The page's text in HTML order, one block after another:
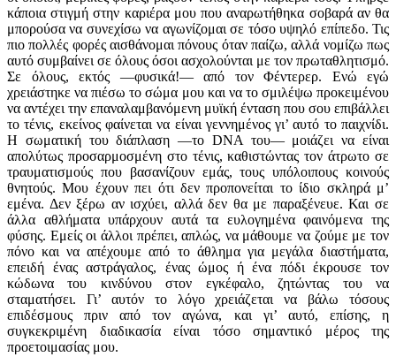
κάποια στιγμή στην καριέρα μου που αναρωτήθηκα σοβαρά αν θα
μπορούσα να συνεχίσω να αγωνίζομαι σε τόσο υψηλό επίπεδο. Τις
πιο πολλές φορές αισθάνομαι πόνους όταν παίζω, αλλά νομίζω πως
αυτό συμβαίνει σε όλους όσοι ασχολούνται με τον πρωταθλητισμό.
Σε όλους, εκτός —φυσικά!— από τον Φέντερερ. Ενώ εγώ
χρειάστηκε να πιέσω το σώμα μου και να το σμιλέψω προκειμένου
να αντέχει την επαναλαμβανόμενη μυϊκή ένταση που σου επιβάλλει
το τένις, εκείνος φαίνεται να είναι γεννημένος γι’ αυτό το παιχνίδι.
Η σωματική του διάπλαση —το DNA του— μοιάζει να είναι
απολύτως προσαρμοσμένη στο τένις, καθιστώντας τον άτρωτο σε
τραυματισμούς που βασανίζουν εμάς, τους υπόλοιπους κοινούς
θνητούς. Μου έχουν πει ότι δεν προπονείται το ίδιο σκληρά μ’
εμένα. Δεν ξέρω αν ισχύει, αλλά δεν θα με παραξένευε. Και σε
άλλα αθλήματα υπάρχουν αυτά τα ευλογημένα φαινόμενα της
φύσης. Εμείς οι άλλοι πρέπει, απλώς, να μάθουμε να ζούμε με τον
πόνο και να απέχουμε από το άθλημα για μεγάλα διαστήματα,
επειδή ένας αστράγαλος, ένας ώμος ή ένα πόδι έκρουσε τον
κώδωνα του κινδύνου στον εγκέφαλο, ζητώντας του να
σταματήσει. Γι’ αυτόν το λόγο χρειάζεται να βάλω τόσους
επιδέσμους πριν από τον αγώνα, και γι’ αυτό, επίσης, η
συγκεκριμένη διαδικασία είναι τόσο σημαντικό μέρος της
προετοιμασίας μου.